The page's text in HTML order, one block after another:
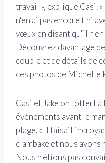
travail », explique Casi.
n'en ai pas encore fini
vœux en disant qu'il n'en
Découvrez davantage
couple et de détails de
ces photos de Michelle
Casi et Jake ont offert
événements avant le
plage. « Il faisait
clambake et nous avons
Nous n'étions pas